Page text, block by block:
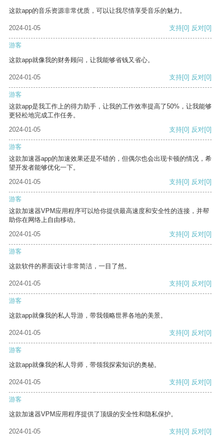
这款app的音乐资源非常优质，可以让我尽情享受音乐的魅力。
2024-01-05 支持[0] 反对[0]
游客
这款app就像我的财务顾问，让我能够省钱又省心。
2024-01-05 支持[0] 反对[0]
游客
这款app是我工作上的得力助手，让我的工作效率提高了50%，让我能够
更轻松地完成工作任务。
2024-01-05
支持[0] 反对[0]
游客
这款加速器app的加速效果还是不错的，但偶尔也会出现卡顿的情况，希
望开发者能够优化一下。
2024-01-05
支持[0] 反对[0]
游客
这款加速器VPM应用程序可以给你提供最高速度和安全性的连接，并帮
助你在网络上自由移动。
2024-01-05
支持[0] 反对[0]
游客
这款软件的界面设计非常简洁，一目了然。
2024-01-05 支持[0] 反对[0]
游客
这款app就像我的私人导游，带我领略世界各地的美景。
2024-01-05 支持[0] 反对[0]
游客
这款app就像我的私人导师，带领我探索知识的奥秘。
2024-01-05 支持[0] 反对[0]
游客
这款加速器VPM应用程序提供了顶级的安全性和隐私保护。
2024-01-05 支持[0] 反对[0]